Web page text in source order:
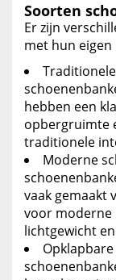
Soorten
Er zijn
met hun
hebben een
opbergruimte
traditionele
Moderne
vaak gemaakt
voor moderne
lichtgewicht